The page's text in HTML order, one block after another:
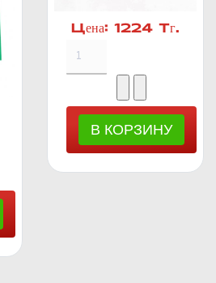
Цена: 1224 Тг.